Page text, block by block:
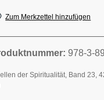
Zum Merkzettel hinzufügen
978-3-
der Spiritualität, Band 23,